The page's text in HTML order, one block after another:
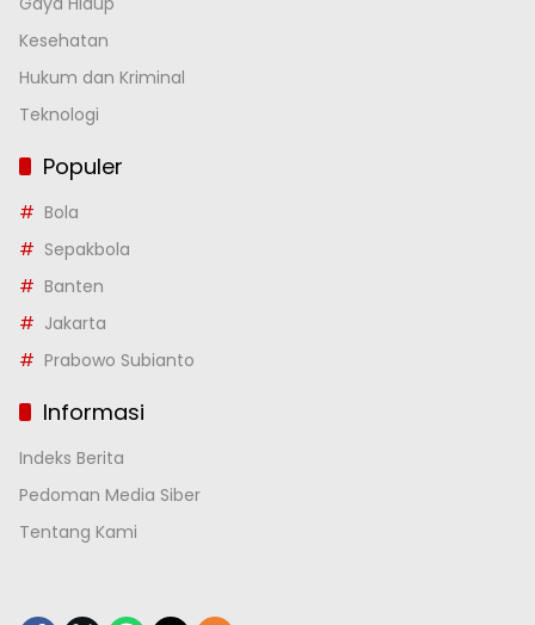
Kesehatan
Hukum dan Kriminal
Teknologi
Populer
Bola
Sepakbola
Banten
Jakarta
Prabowo Subianto
Informasi
Indeks Berita
Pedoman Media Siber
Tentang Kami